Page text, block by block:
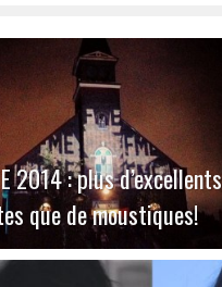
2014 : plus d’excellents
que de moustiques!